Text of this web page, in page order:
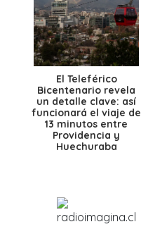
El Teleférico
Bicentenario revela
un detalle clave: así
funcionará el viaje de
13 minutos entre
Providencia y
Huechuraba